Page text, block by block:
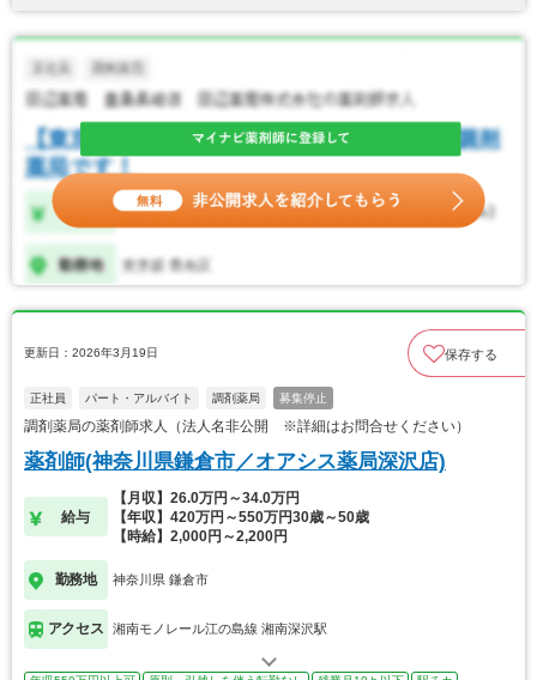
更新日：2026年3月19日 保存する
正社員 パート・アルバイト 調剤薬局 募集停止
調剤薬局の薬剤師求人（法人名非公開 ※詳細はお問合せください）
薬剤師(神奈川県鎌倉市／オアシス薬局深沢店)
給与
【月収】26.0万円～34.0万円
【年収】420万円～550万円30歳～50歳
【時給】2,000円～2,200円
勤務地 神奈川県 鎌倉市
アクセス 湘南モノレール江の島線 湘南深沢駅